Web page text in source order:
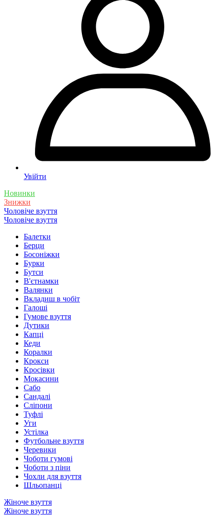
Увійти
Новинки
Знижки
Чоловіче взуття
Чоловіче взуття
Балетки
Берци
Босоніжки
Бурки
Бутси
В'єтнамки
Валянки
Вкладиш в чобіт
Галоші
Гумове взуття
Дутики
Капці
Кеди
Коралки
Крокси
Кросівки
Мокасини
Сабо
Сандалі
Сліпони
Туфлі
Уги
Устілка
Футбольне взуття
Черевики
Чоботи гумові
Чоботи з піни
Чохли для взуття
Шльопанці
Жіноче взуття
Жіноче взуття